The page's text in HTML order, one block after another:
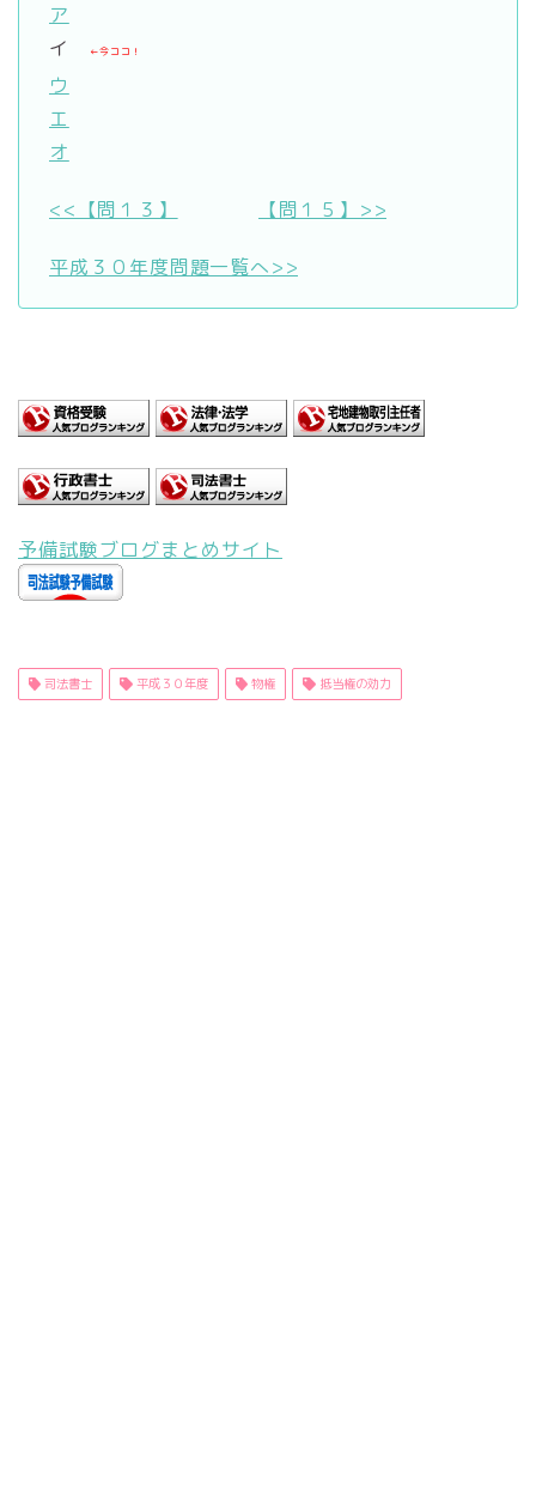
ア
イ
←今ココ！
ウ
エ
オ
<<【問１３】 【問１５】>>
平成３０年度問題一覧へ>>
予備試験ブログまとめサイト
司法書士 平成３０年度 物権 抵当権の効力